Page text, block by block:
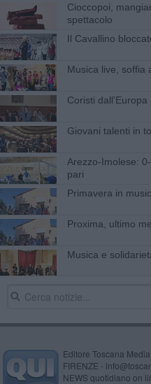
Cioccopoi,
spettacolo
Il Cavallino
Musica live, soffia
Coristi
Giovani talenti in
Arezzo-Imolese:
pari
Primavera in
Proxima, ultimo
Musica e
Editore Toscana
FIRENZE -
NEWS quotidiano on